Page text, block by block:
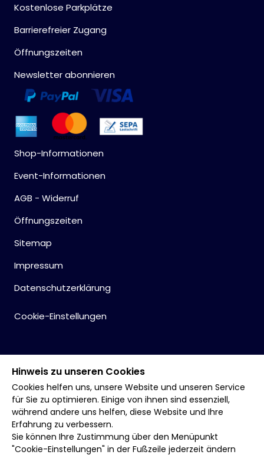
Kostenlose Parkplätze
Barrierefreier Zugang
Öffnungszeiten
Newsletter abonnieren
Shop-Informationen
Event-Informationen
AGB - Widerruf
Öffnungszeiten
Sitemap
Impressum
Datenschutzerklärung
Cookie-Einstellungen
Hinweis zu unseren Cookies
Cookies helfen uns, unsere Website und unseren Service
für Sie zu optimieren. Einige von ihnen sind essenziell,
während andere uns helfen, diese Website und Ihre
Erfahrung zu verbessern.
Sie können Ihre Zustimmung über den Menüpunkt
"Cookie-Einstellungen" in der Fußzeile jederzeit ändern